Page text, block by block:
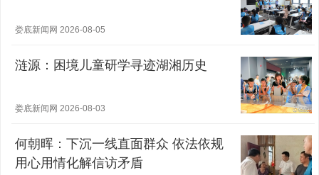
娄底新闻网 2026-08-05
涟源：困境儿童研学寻迹湖湘历史
娄底新闻网 2026-08-03
何朝晖：下沉一线直面群众 依法依规
用心用情化解信访矛盾